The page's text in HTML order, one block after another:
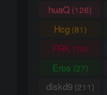
huaQ (126)
Hcg(81)
FRK (75)
Eros (27)
dlskd9(211)